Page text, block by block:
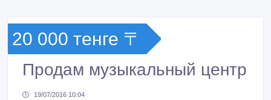
20 000 тенге 〒
Продам музыкальный центр
19/07/2016 10:04